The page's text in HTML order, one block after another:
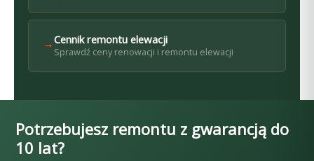
→Cennik remontu elewacji
Sprawdź ceny renowacji i remontu elewacji
Potrzebujesz remontu z gwarancją do
10 lat?